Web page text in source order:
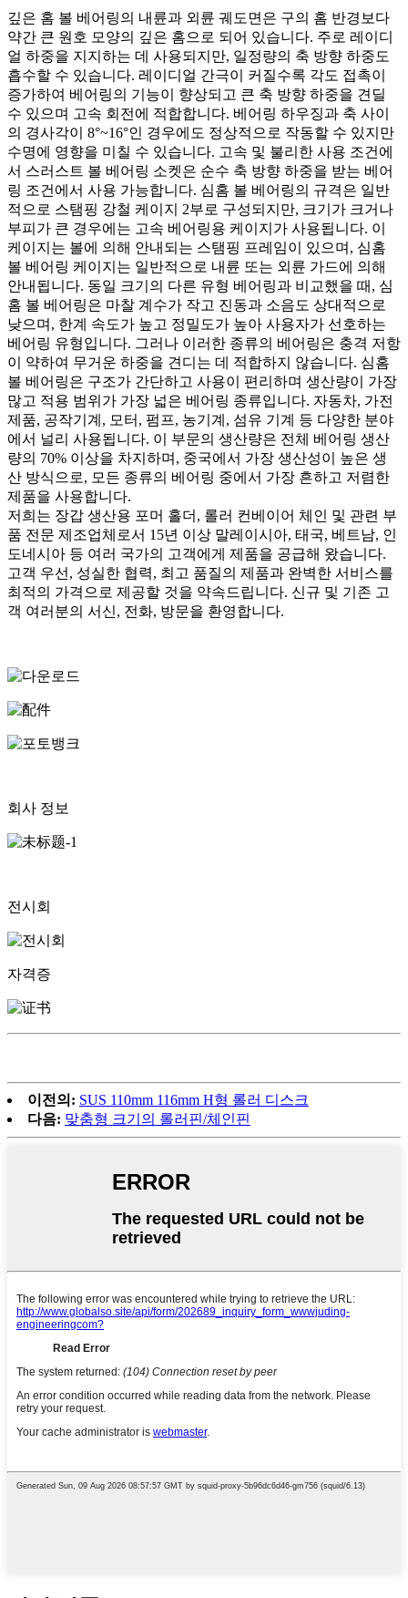
깊은 홈 볼 베어링의 내륜과 외륜 궤도면은 구의 홈 반경보다
약간 큰 원호 모양의 깊은 홈으로 되어 있습니다. 주로 레이디
얼 하중을 지지하는 데 사용되지만, 일정량의 축 방향 하중도
흡수할 수 있습니다. 레이디얼 간극이 커질수록 각도 접촉이
증가하여 베어링의 기능이 향상되고 큰 축 방향 하중을 견딜
수 있으며 고속 회전에 적합합니다. 베어링 하우징과 축 사이
의 경사각이 8°~16°인 경우에도 정상적으로 작동할 수 있지만
수명에 영향을 미칠 수 있습니다. 고속 및 불리한 사용 조건에
서 스러스트 볼 베어링 소켓은 순수 축 방향 하중을 받는 베어
링 조건에서 사용 가능합니다. 심홈 볼 베어링의 규격은 일반
적으로 스탬핑 강철 케이지 2부로 구성되지만, 크기가 크거나
부피가 큰 경우에는 고속 베어링용 케이지가 사용됩니다. 이
케이지는 볼에 의해 안내되는 스탬핑 프레임이 있으며, 심홈
볼 베어링 케이지는 일반적으로 내륜 또는 외륜 가드에 의해
안내됩니다. 동일 크기의 다른 유형 베어링과 비교했을 때, 심
홈 볼 베어링은 마찰 계수가 작고 진동과 소음도 상대적으로
낮으며, 한계 속도가 높고 정밀도가 높아 사용자가 선호하는
베어링 유형입니다. 그러나 이러한 종류의 베어링은 충격 저항
이 약하여 무거운 하중을 견디는 데 적합하지 않습니다. 심홈
볼 베어링은 구조가 간단하고 사용이 편리하며 생산량이 가장
많고 적용 범위가 가장 넓은 베어링 종류입니다. 자동차, 가전
제품, 공작기계, 모터, 펌프, 농기계, 섬유 기계 등 다양한 분야
에서 널리 사용됩니다. 이 부문의 생산량은 전체 베어링 생산
량의 70% 이상을 차지하며, 중국에서 가장 생산성이 높은 생
산 방식으로, 모든 종류의 베어링 중에서 가장 흔하고 저렴한
제품을 사용합니다.
저희는 장갑 생산용 포머 홀더, 롤러 컨베이어 체인 및 관련 부
품 전문 제조업체로서 15년 이상 말레이시아, 태국, 베트남, 인
도네시아 등 여러 국가의 고객에게 제품을 공급해 왔습니다.
고객 우선, 성실한 협력, 최고 품질의 제품과 완벽한 서비스를
최적의 가격으로 제공할 것을 약속드립니다. 신규 및 기존 고
객 여러분의 서신, 전화, 방문을 환영합니다.
회사 정보
전시회
자격증
이전의: SUS 110mm 116mm H형 롤러 디스크
다음: 맞춤형 크기의 롤러핀/체인핀